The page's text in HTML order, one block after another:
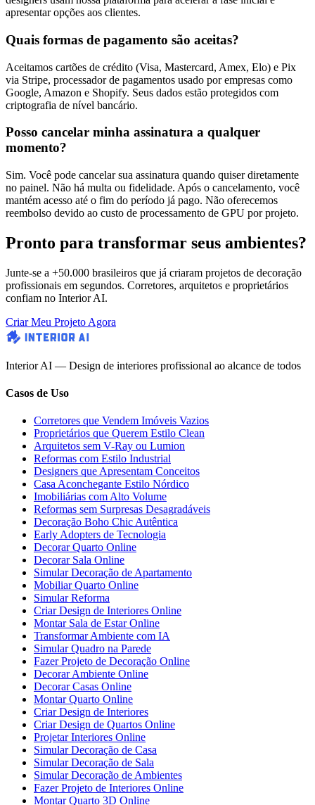
apresentar opções aos clientes.
Quais formas de pagamento são aceitas?
Aceitamos cartões de crédito (Visa, Mastercard, Amex, Elo) e Pix
via Stripe, processador de pagamentos usado por empresas como
Google, Amazon e Shopify. Seus dados estão protegidos com
criptografia de nível bancário.
Posso cancelar minha assinatura a qualquer
momento?
Sim. Você pode cancelar sua assinatura quando quiser diretamente
no painel. Não há multa ou fidelidade. Após o cancelamento, você
mantém acesso até o fim do período já pago. Não oferecemos
reembolso devido ao custo de processamento de GPU por projeto.
Pronto para transformar seus ambientes?
Junte-se a +50.000 brasileiros que já criaram projetos de decoração
profissionais em segundos. Corretores, arquitetos e proprietários
confiam no Interior AI.
Criar Meu Projeto Agora
Interior AI — Design de interiores profissional ao alcance de todos
Casos de Uso
Corretores que Vendem Imóveis Vazios
Proprietários que Querem Estilo Clean
Arquitetos sem V-Ray ou Lumion
Reformas com Estilo Industrial
Designers que Apresentam Conceitos
Casa Aconchegante Estilo Nórdico
Imobiliárias com Alto Volume
Reformas sem Surpresas Desagradáveis
Decoração Boho Chic Autêntica
Early Adopters de Tecnologia
Decorar Quarto Online
Decorar Sala Online
Simular Decoração de Apartamento
Mobiliar Quarto Online
Simular Reforma
Criar Design de Interiores Online
Montar Sala de Estar Online
Transformar Ambiente com IA
Simular Quadro na Parede
Fazer Projeto de Decoração Online
Decorar Ambiente Online
Decorar Casas Online
Montar Quarto Online
Criar Design de Interiores
Criar Design de Quartos Online
Projetar Interiores Online
Simular Decoração de Casa
Simular Decoração de Sala
Simular Decoração de Ambientes
Fazer Projeto de Interiores Online
Montar Quarto 3D Online